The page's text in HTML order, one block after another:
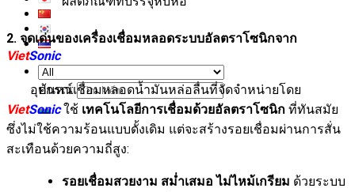
ค้นหา:
2. จุดเด่นของเครื่องเชื่อมหลอดระบบอัลตราโซนิกจาก
VietSonic
อุปกรณ์เชื่อมหลอดน้ำมันหล่อลื่นที่จัดจำหน่ายโดย
VietSonicใช้ เทคโนโลยีการเชื่อมด้วยอัลตราโซนิก ที่ทันสมัย
ซึ่งไม่ใช้ความร้อนแบบดั้งเดิม แต่จะสร้างรอยเชื่อมผ่านการสั่น
สะเทือนด้วยความถี่สูง:
รอยเชื่อมสวยงาม สม่ำเสมอ ไม่ไหม้เกรียม ด้วยระบบ